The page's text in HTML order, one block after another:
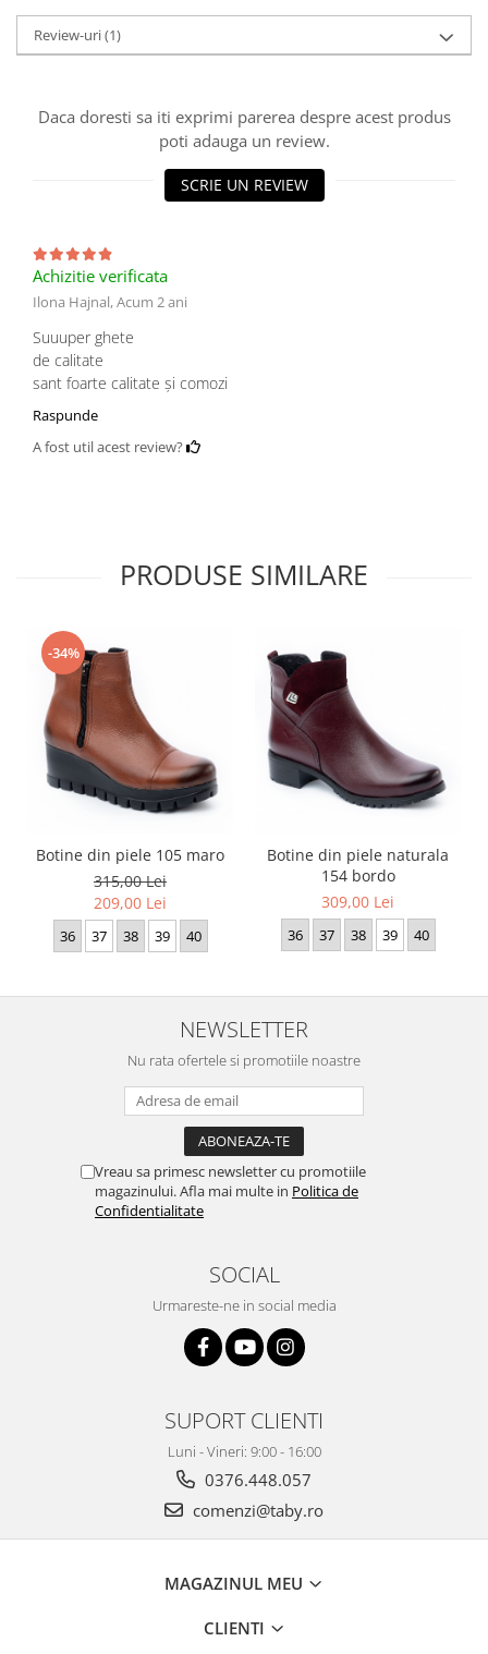
Review-uri(1)
Daca doresti sa iti exprimi parerea despre acest produs
poti adauga un review.
SCRIE UN REVIEW
Achizitie verificata
Ilona Hajnal,Acum 2 ani
Suuuper ghete
de calitate
sant foarte calitate și comozi
Raspunde
A fost util acest review?
PRODUSE SIMILARE
-34%
Botine din piele 105 maro
315,00 Lei
209,00 Lei
36 37 38 39 40
Botine din piele naturala
154 bordo
309,00 Lei
36 37 38 39 40
NEWSLETTER
Nu rata ofertele si promotiile noastre
Vreau sa primesc newsletter cu promotiile
magazinului. Afla mai multe in Politica de
Confidentialitate
SOCIAL
Urmareste-ne in social media
SUPORT CLIENTI
Luni - Vineri: 9:00 - 16:00
0376.448.057
comenzi@taby.ro
MAGAZINUL MEU
CLIENTI